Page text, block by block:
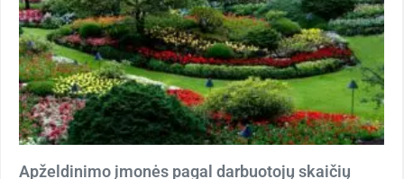
Apželdinimo įmonės pagal darbuotojų skaičių